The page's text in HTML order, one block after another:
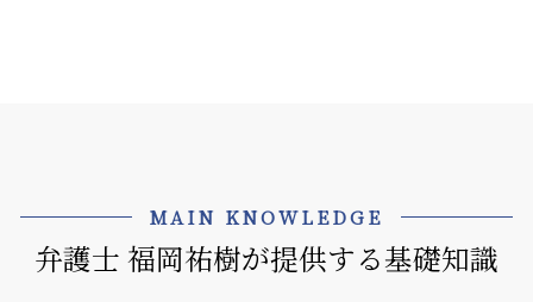
MAIN KNOWLEDGE
弁護士 福岡祐樹が提供する基礎知識